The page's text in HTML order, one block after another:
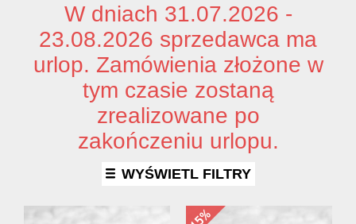
W dniach 31.07.2026 -
23.08.2026 sprzedawca ma
urlop. Zamówienia złożone w
tym czasie zostaną
zrealizowane po
zakończeniu urlopu.
WYŚWIETL FILTRY